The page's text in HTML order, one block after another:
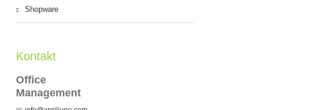
Shopware
Kontakt
Office
Management